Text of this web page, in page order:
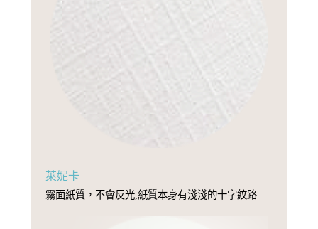
萊妮卡
霧面紙質，不會反光,紙質本身有淺淺的十字紋路